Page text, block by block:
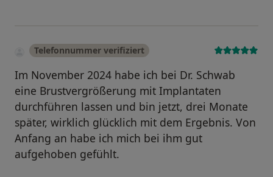
Telefonnummer verifiziert
Im November 2024 habe ich bei Dr. Schwab
eine Brustvergrößerung mit Implantaten
durchführen lassen und bin jetzt, drei Monate
später, wirklich glücklich mit dem Ergebnis. Von
Anfang an habe ich mich bei ihm gut
aufgehoben gefühlt.